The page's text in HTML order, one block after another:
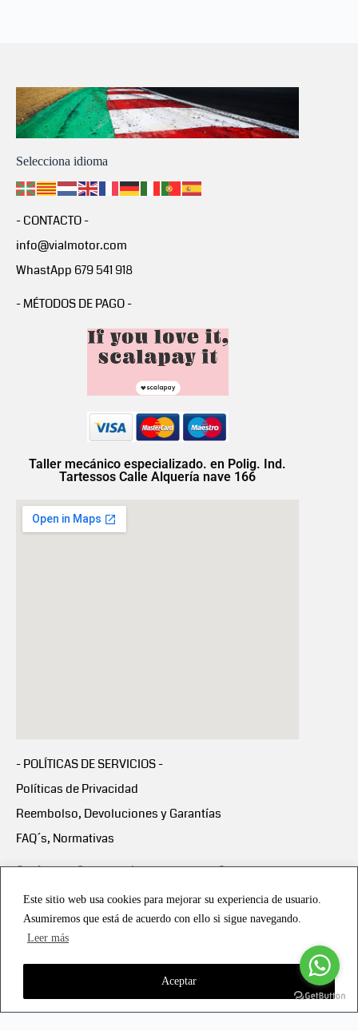
Este sitio web usa cookies para mejorar su experiencia de usuario.
Asumiremos que está de acuerdo con ello si sigue navegando.
Leer más
Aceptar
Selecciona idioma
- CONTACTO -
info@vialmotor.com
WhastApp 679 541 918
- MÉTODOS DE PAGO -
Taller mecánico especializado. en Polig. Ind.
Tartessos Calle Alquería nave 166
- POLÍTICAS DE SERVICIOS -
Políticas de Privacidad
Reembolso, Devoluciones y Garantías
FAQ´s, Normativas
Scalapay:Compra ahora y paga en 3 cuotas
Scalapay Política Privacidad
Copyright © 2021 all rights reserved - Vialmotor